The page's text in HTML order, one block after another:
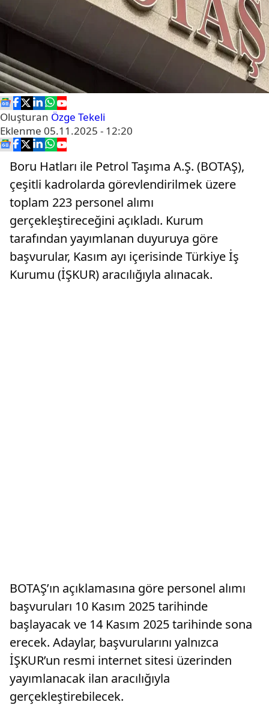
Oluşturan Özge Tekeli
Eklenme 05.11.2025 - 12:20
Boru Hatları ile Petrol Taşıma A.Ş. (BOTAŞ),
çeşitli kadrolarda görevlendirilmek üzere
toplam 223 personel alımı
gerçekleştireceğini açıkladı. Kurum
tarafından yayımlanan duyuruya göre
başvurular, Kasım ayı içerisinde Türkiye İş
Kurumu (İŞKUR) aracılığıyla alınacak.
BOTAŞ’ın açıklamasına göre personel alımı
başvuruları 10 Kasım 2025 tarihinde
başlayacak ve 14 Kasım 2025 tarihinde sona
erecek. Adaylar, başvurularını yalnızca
İŞKUR’un resmi internet sitesi üzerinden
yayımlanacak ilan aracılığıyla
gerçekleştirebilecek.